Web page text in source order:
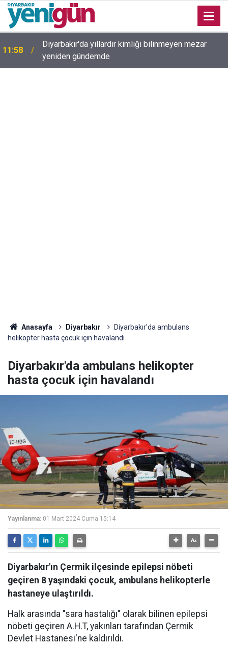
11:58
Diyarbakır'da yıllardır kimliği bilinmeyen mezar
yeniden gündemde
Anasayfa Diyarbakır
Diyarbakır'da ambulans
helikopter hasta çocuk için havalandı
Diyarbakır'da ambulans helikopter
hasta çocuk için havalandı
Yayınlanma: 01 Mart 2024 Cuma 15:14
Diyarbakır'ın Çermik ilçesinde epilepsi nöbeti
geçiren 8 yaşındaki çocuk, ambulans helikopterle
hastaneye ulaştırıldı.
Halk arasında "sara hastalığı" olarak bilinen epilepsi
nöbeti geçiren A.H.T, yakınları tarafından Çermik
Devlet Hastanesi'ne kaldırıldı.